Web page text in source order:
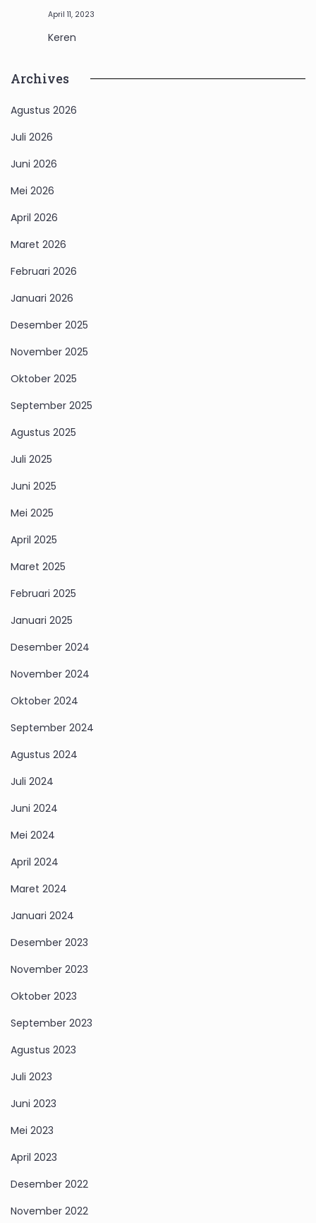
April 11, 2023
Keren
Archives
Agustus 2026
Juli 2026
Juni 2026
Mei 2026
April 2026
Maret 2026
Februari 2026
Januari 2026
Desember 2025
November 2025
Oktober 2025
September 2025
Agustus 2025
Juli 2025
Juni 2025
Mei 2025
April 2025
Maret 2025
Februari 2025
Januari 2025
Desember 2024
November 2024
Oktober 2024
September 2024
Agustus 2024
Juli 2024
Juni 2024
Mei 2024
April 2024
Maret 2024
Januari 2024
Desember 2023
November 2023
Oktober 2023
September 2023
Agustus 2023
Juli 2023
Juni 2023
Mei 2023
April 2023
Desember 2022
November 2022